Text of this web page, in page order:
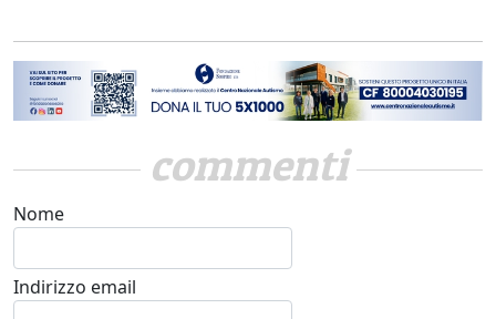
commenti
Nome
Indirizzo email